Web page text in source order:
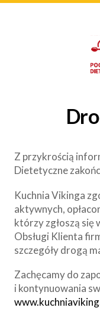
Z przykrością
Dietetyczne
Kuchnia Vikinga
aktywnych,
którzy zgłoszą się
Obsługi Klienta
szczegóły drogą
Zachęcamy do
i kontynuowania